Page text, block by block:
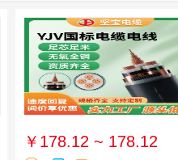
￥178.12 ~ 178.12